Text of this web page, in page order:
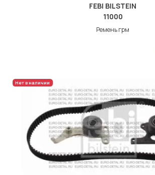
FEBI BILSTEIN
11000
Ремень грм
Нет в наличии